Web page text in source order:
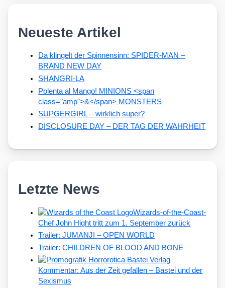
Neueste Artikel
Da klingelt der Spinnensinn: SPIDER-MAN –
BRAND NEW DAY
SHANGRI-LA
Polenta al Mango! MINIONS <span
class="amp">&</span> MONSTERS
SUPGERGIRL – wirklich super?
DISCLOSURE DAY – DER TAG DER WAHRHEIT
Letzte News
Wizards-of-the-Coast-
Chef John Hight tritt zum 1. September zurück
Trailer: JUMANJI – OPEN WORLD
Trailer: CHILDREN OF BLOOD AND BONE
Kommentar: Aus der Zeit gefallen – Bastei und der
Sexismus